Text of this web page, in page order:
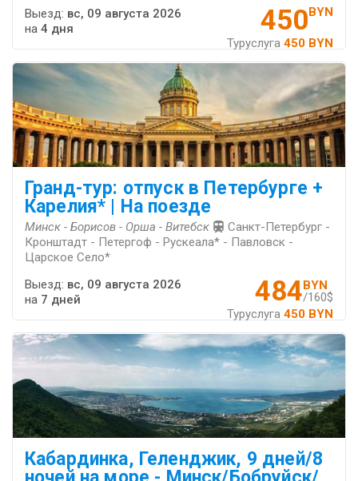
450BYN
Туруслуга 450 BYN
Выезд: вс, 09 августа 2026
на 4 дня
Гранд-тур: отпуск в Петербурге +
Карелия* | На поезде
Минск - Борисов - Орша - Витебск
Санкт-Петербург -
Кронштадт - Петергоф - Рускеала* - Павловск -
Царское Село*
484BYN
/160$
Туруслуга 450 BYN
Выезд: вс, 09 августа 2026
на 7 дней
Кабардинка, Геленджик, 9 дней/8